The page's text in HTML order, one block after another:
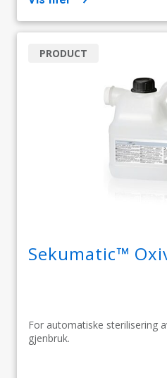
Sekumatic™
For automatiske sterilisering
gjenbruk.
PRODUCT